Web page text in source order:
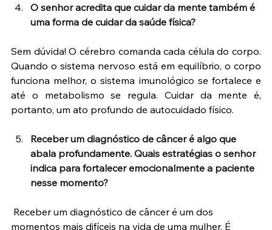
O senhor acredita que cuidar da mente também é
uma forma de cuidar da saúde física?
Sem dúvida! O cérebro comanda cada célula do corpo.
Quando o sistema nervoso está em equilíbrio, o corpo
funciona melhor, o sistema imunológico se fortalece e
até o metabolismo se regula. Cuidar da mente é,
portanto, um ato profundo de autocuidado físico.
Receber um diagnóstico de câncer é algo que
abala profundamente. Quais estratégias o senhor
indica para fortalecer emocionalmente a paciente
nesse momento?
momentos mais difíceis na vida de uma mulher. É